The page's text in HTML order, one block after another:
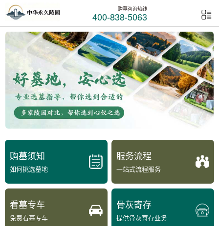
购墓咨询热线
400-838-5063
购墓须知
如何挑选墓地
服务流程
一站式流程服务
看墓专车
免费看墓专车
骨灰寄存
提供骨灰寄存业务